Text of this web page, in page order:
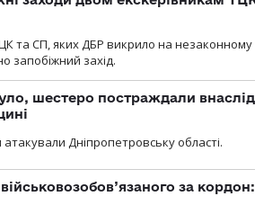
та СП, яких ДБР викрило на незаконному
запобіжний захід.
шестеро постраждали
атакували Дніпропетровську області.
за